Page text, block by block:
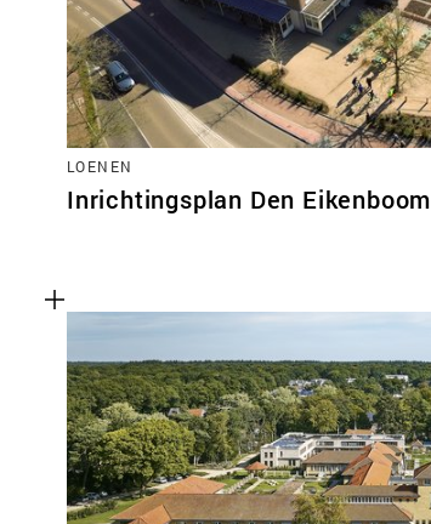
LOENEN
Inrichtingsplan Den Eikenboom